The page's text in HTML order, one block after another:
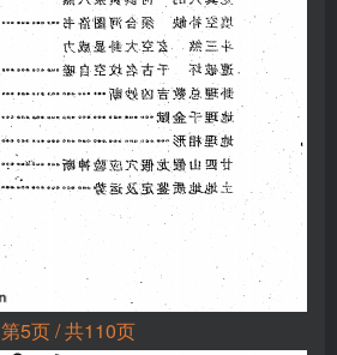
第5页 / 共110页